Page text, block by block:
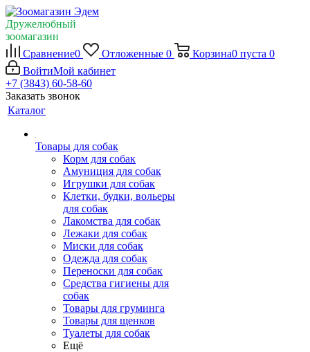
Дружелюбный
зоомагазин
Сравнение0 Отложенные 0 Корзина0 пуста 0
ВойтиМой кабинет
+7 (3843) 60-58-60
Заказать звонок
Каталог
Товары для собак
Корм для собак
Амуниция для собак
Игрушки для собак
Клетки, будки, вольеры
для собак
Лакомства для собак
Лежаки для собак
Миски для собак
Одежда для собак
Переноски для собак
Средства гигиены для
собак
Товары для груминга
Товары для щенков
Туалеты для собак
Ещё